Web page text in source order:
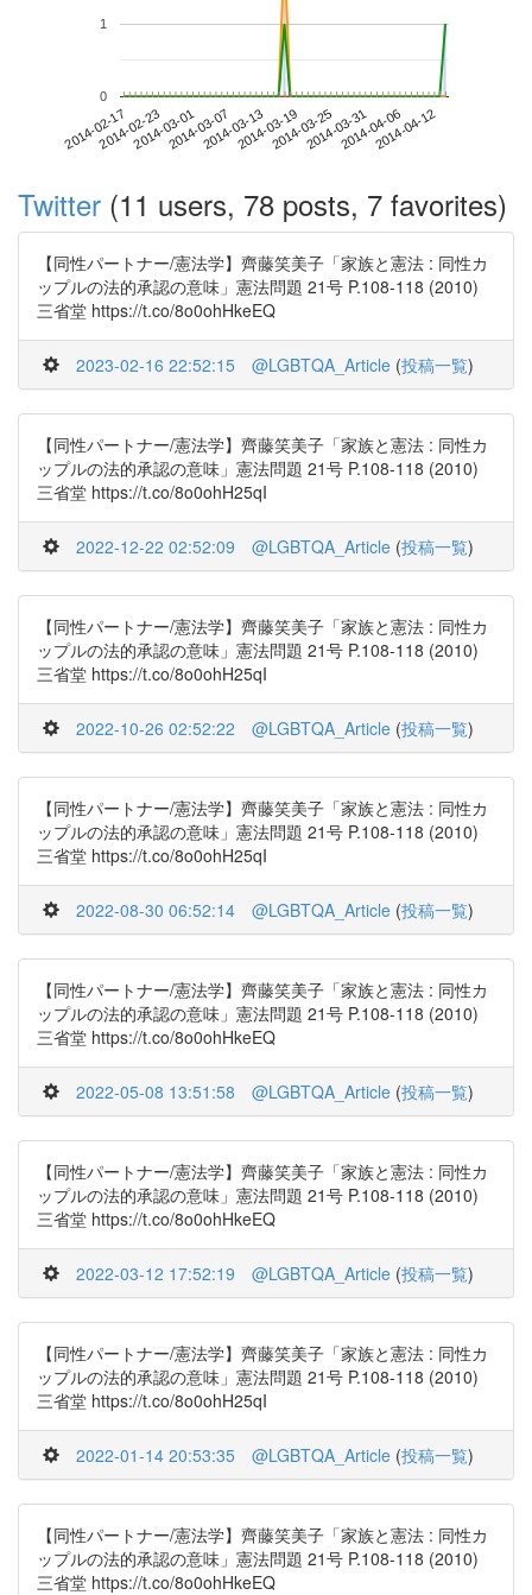
2014-02-172014-02-232014-03-012014-03-072014-03-132014-03-192014-03-252014-03-312014-04-062014-04-12
0
1
Twitter (11 users, 78 posts, 7 favorites)
【同性パートナー/憲法学】齊藤笑美子「家族と憲法 : 同性カ
ップルの法的承認の意味」憲法問題 21号 P.108-118 (2010)
三省堂 https://t.co/8o0ohHkeEQ
2023-02-16 22:52:15 @LGBTQA_Article (投稿一覧)
【同性パートナー/憲法学】齊藤笑美子「家族と憲法 : 同性カ
ップルの法的承認の意味」憲法問題 21号 P.108-118 (2010)
三省堂 https://t.co/8o0ohH25qI
2022-12-22 02:52:09 @LGBTQA_Article (投稿一覧)
【同性パートナー/憲法学】齊藤笑美子「家族と憲法 : 同性カ
ップルの法的承認の意味」憲法問題 21号 P.108-118 (2010)
三省堂 https://t.co/8o0ohH25qI
2022-10-26 02:52:22 @LGBTQA_Article (投稿一覧)
【同性パートナー/憲法学】齊藤笑美子「家族と憲法 : 同性カ
ップルの法的承認の意味」憲法問題 21号 P.108-118 (2010)
三省堂 https://t.co/8o0ohH25qI
2022-08-30 06:52:14 @LGBTQA_Article (投稿一覧)
【同性パートナー/憲法学】齊藤笑美子「家族と憲法 : 同性カ
ップルの法的承認の意味」憲法問題 21号 P.108-118 (2010)
三省堂 https://t.co/8o0ohHkeEQ
2022-05-08 13:51:58 @LGBTQA_Article (投稿一覧)
【同性パートナー/憲法学】齊藤笑美子「家族と憲法 : 同性カ
ップルの法的承認の意味」憲法問題 21号 P.108-118 (2010)
三省堂 https://t.co/8o0ohHkeEQ
2022-03-12 17:52:19 @LGBTQA_Article (投稿一覧)
【同性パートナー/憲法学】齊藤笑美子「家族と憲法 : 同性カ
ップルの法的承認の意味」憲法問題 21号 P.108-118 (2010)
三省堂 https://t.co/8o0ohH25qI
2022-01-14 20:53:35 @LGBTQA_Article (投稿一覧)
【同性パートナー/憲法学】齊藤笑美子「家族と憲法 : 同性カ
ップルの法的承認の意味」憲法問題 21号 P.108-118 (2010)
三省堂 https://t.co/8o0ohHkeEQ